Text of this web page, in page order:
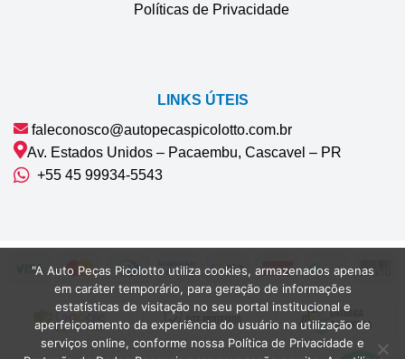
Políticas de Privacidade
LINKS ÚTEIS
faleconosco@autopecaspicolotto.com.br
Av. Estados Unidos – Pacaembu, Cascavel – PR
+55 45 99934‑5543‬
"A Auto Peças Picolotto utiliza cookies, armazenados apenas
em caráter temporário, para geração de informações
estatísticas de visitação no seu portal institucional e
aperfeiçoamento da experiência do usuário na utilização de
serviços online, conforme nossa Política de Privacidade e